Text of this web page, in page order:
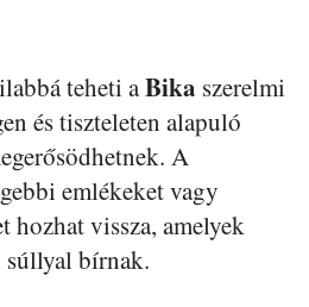
teheti aBika szerelmi
és tiszteleten alapuló
A
emlékeket vagy
hozhat vissza, amelyek
bírnak.